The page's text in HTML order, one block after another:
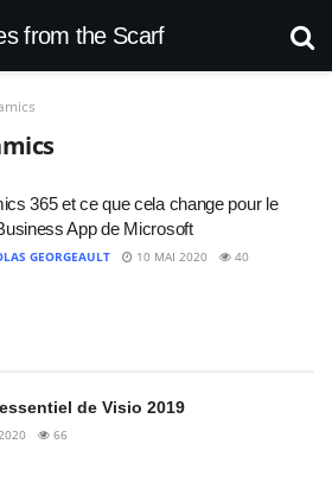
from the Scarf
365 et ce que cela change pour le
App de Microsoft
GEORGEAULT 10 MAI 2020 40
de Visio 2019
66